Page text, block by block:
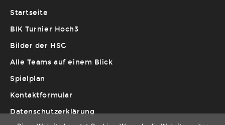
Startseite
BIK Turnier Hoch3
Bilder der HSG
Alle Teams auf einem Blick
Spielplan
Kontaktformular
Datenschutzerklärung